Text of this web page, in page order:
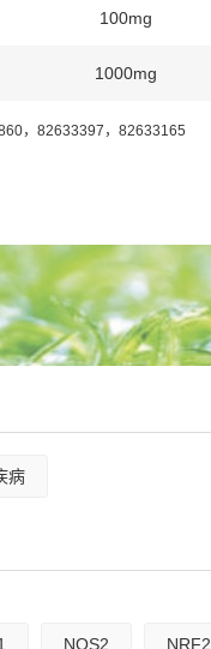
100mg
1000mg
，82633397，82633165
病
NOS2 NRF2